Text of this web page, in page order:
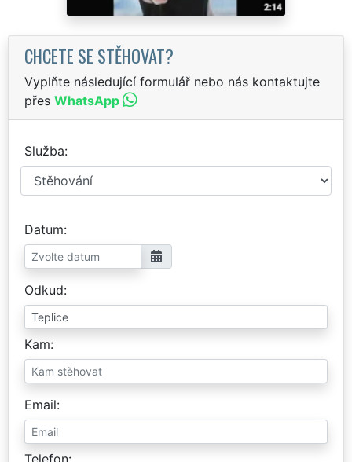
CHCETE SE STĚHOVAT?
Vyplňte následující formulář nebo nás kontaktujte
přes WhatsApp
Služba
Datum
Odkud
Kam
Email
Telefon